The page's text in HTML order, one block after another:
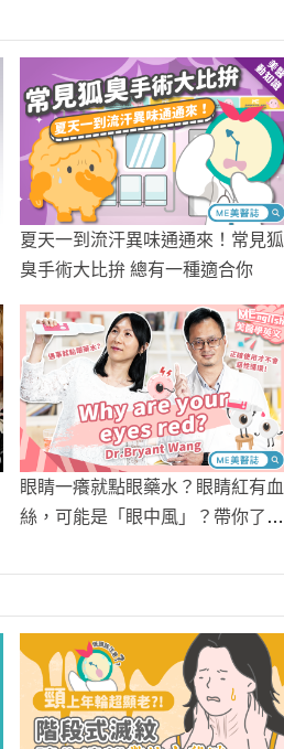
夏天一到流汗異味通通來！常見狐
臭手術大比拚 總有一種適合你
眼睛一癢就點眼藥水？眼睛紅有血
絲，可能是「眼中風」？帶你了解